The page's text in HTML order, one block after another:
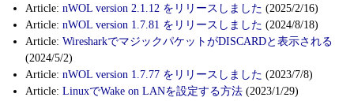
Article: nWOL version 2.1.12 をリリースしました (2025/2/16)
Article: nWOL version 1.7.81 をリリースしました (2024/8/18)
Article: WiresharkでマジックパケットがDISCARDと表示される
(2024/5/2)
Article: nWOL version 1.7.77 をリリースしました (2023/7/8)
Article: LinuxでWake on LANを設定する方法 (2023/1/29)